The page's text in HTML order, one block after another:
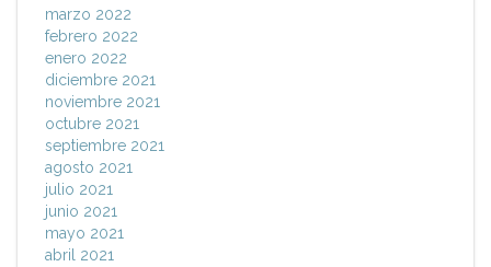
marzo 2022
febrero 2022
enero 2022
diciembre 2021
noviembre 2021
octubre 2021
septiembre 2021
agosto 2021
julio 2021
junio 2021
mayo 2021
abril 2021